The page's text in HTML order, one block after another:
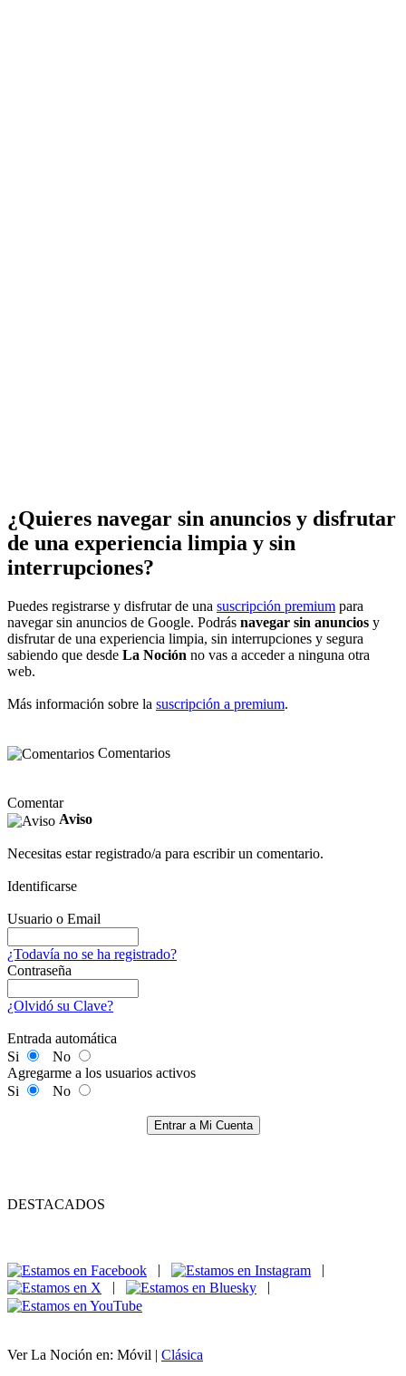
¿Quieres navegar sin anuncios y disfrutar
de una experiencia limpia y sin
interrupciones?
Puedes registrarse y disfrutar de una suscripción premium para
navegar sin anuncios de Google. Podrás navegar sin anuncios y
disfrutar de una experiencia limpia, sin interrupciones y segura
sabiendo que desde La Noción no vas a acceder a ninguna otra
web.
Más información sobre la suscripción a premium.
Comentarios
Comentar
Aviso
Necesitas estar registrado/a para escribir un comentario.
Identificarse
Usuario o Email
¿Todavía no se ha registrado?
Contraseña
¿Olvidó su Clave?
Entrada automática
Si
No
Agregarme a los usuarios activos
Si
No
Entrar a Mi Cuenta
DESTACADOS
|
|
|
|
Ver La Noción en: Móvil | Clásica